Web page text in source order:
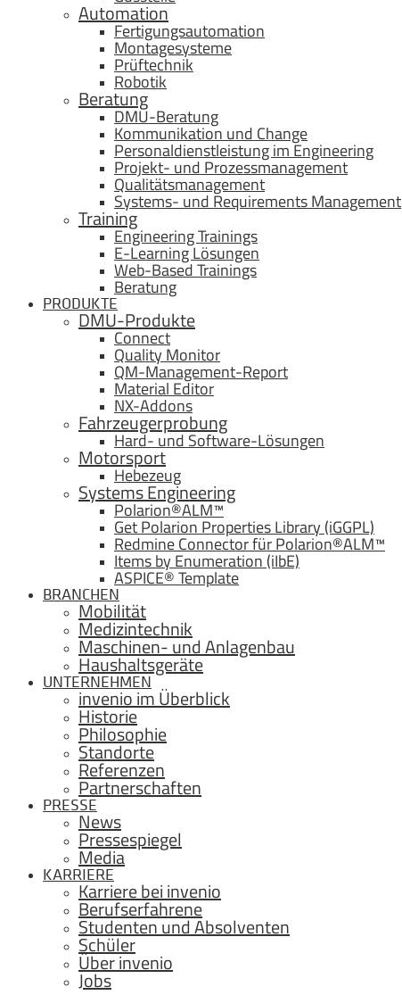
Automation
Fertigungsautomation
Montagesysteme
Prüftechnik
Robotik
Beratung
DMU-Beratung
Kommunikation und Change
Personaldienstleistung im Engineering
Projekt- und Prozessmanagement
Qualitätsmanagement
Systems- und Requirements Management
Training
Engineering Trainings
E-Learning Lösungen
Web-Based Trainings
Beratung
PRODUKTE
DMU-Produkte
Connect
Quality Monitor
QM-Management-Report
Material Editor
NX-Addons
Fahrzeugerprobung
Hard- und Software-Lösungen
Motorsport
Hebezeug
Systems Engineering
Polarion®ALM™
Get Polarion Properties Library (iGGPL)
Redmine Connector für Polarion®ALM™
Items by Enumeration (iIbE)
ASPICE® Template
BRANCHEN
Mobilität
Medizintechnik
Maschinen- und Anlagenbau
Haushaltsgeräte
UNTERNEHMEN
invenio im Überblick
Historie
Philosophie
Standorte
Referenzen
Partnerschaften
PRESSE
News
Pressespiegel
Media
KARRIERE
Karriere bei invenio
Berufserfahrene
Studenten und Absolventen
Schüler
Über invenio
Jobs